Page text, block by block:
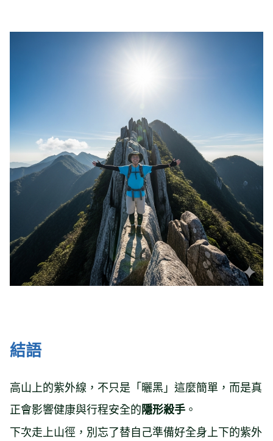
結語
高山上的紫外線，不只是「曬黑」這麼簡單，而是真
正會影響健康與行程安全的隱形殺手 。
下次走上山徑，別忘了替自己準備好全身上下的紫外